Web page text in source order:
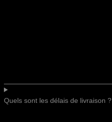
Quels sont les délais de livraison ?